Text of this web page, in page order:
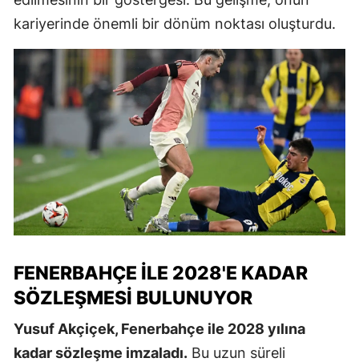
kariyerinde önemli bir dönüm noktası oluşturdu.
FENERBAHÇE ILE 2028'E KADAR
SÖZLEŞMESI BULUNUYOR
Yusuf Akçiçek, Fenerbahçe ile 2028 yılına
kadar sözleşme imzaladı. Bu uzun süreli